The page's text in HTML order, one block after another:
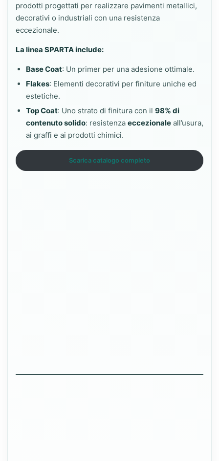
prodotti progettati per realizzare pavimenti metallici,
decorativi o industriali con una resistenza
eccezionale.
La linea SPARTA include:
Base Coat: Un primer per una adesione ottimale.
Flakes: Elementi decorativi per finiture uniche ed
estetiche.
Top Coat: Uno strato di finitura con il 98% di
contenuto solido: resistenza eccezionaleall’usura,
ai graffi e ai prodotti chimici.
Scarica catalogo completo